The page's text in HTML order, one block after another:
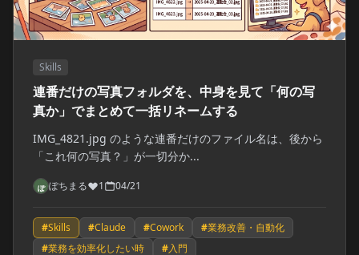
Skills
連番だけの写真フォルダを、中身を見て「何の写
真か」でまとめて一括リネームする
IMG_4821.jpg のような連番だけのファイル名は、後から
「これ何の写真？」が一切分か...
ぽちまる 1 04/21
#Skills #Claude #Cowork #業務改善・自動化
#業務を効率化したい時 #入門